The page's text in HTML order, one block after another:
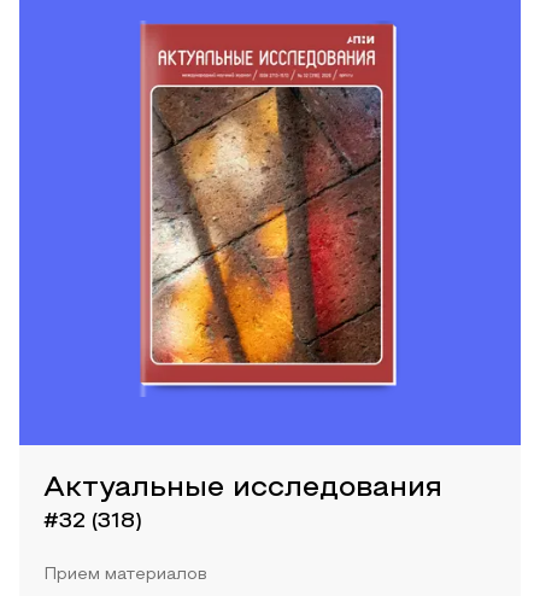
Актуальные исследования
#32 (318)
Прием материалов